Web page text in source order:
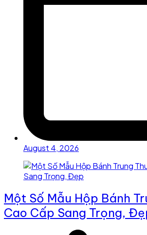
August 4, 2026
Một Số Mẫu Hộp Bánh
Cao Cấp Sang Trọng,